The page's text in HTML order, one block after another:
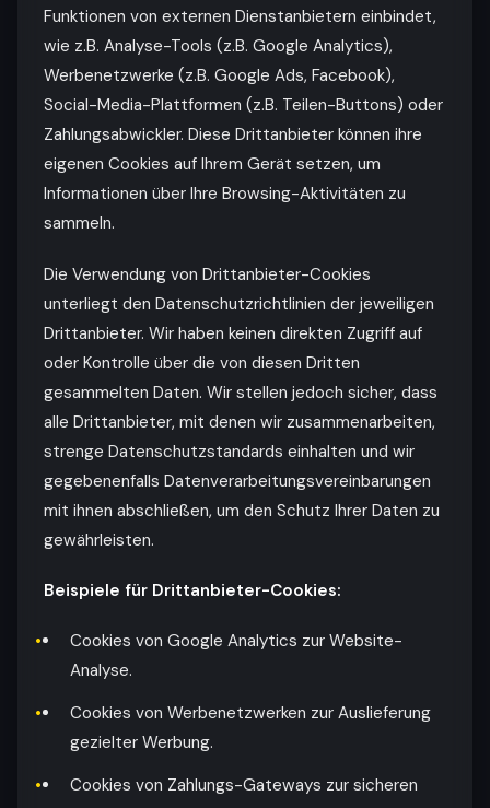
Funktionen von externen Dienstanbietern einbindet,
wie z.B. Analyse-Tools (z.B. Google Analytics),
Werbenetzwerke (z.B. Google Ads, Facebook),
Social-Media-Plattformen (z.B. Teilen-Buttons) oder
Zahlungsabwickler. Diese Drittanbieter können ihre
eigenen Cookies auf Ihrem Gerät setzen, um
Informationen über Ihre Browsing-Aktivitäten zu
sammeln.
Die Verwendung von Drittanbieter-Cookies
unterliegt den Datenschutzrichtlinien der jeweiligen
Drittanbieter. Wir haben keinen direkten Zugriff auf
oder Kontrolle über die von diesen Dritten
gesammelten Daten. Wir stellen jedoch sicher, dass
alle Drittanbieter, mit denen wir zusammenarbeiten,
strenge Datenschutzstandards einhalten und wir
gegebenenfalls Datenverarbeitungsvereinbarungen
mit ihnen abschließen, um den Schutz Ihrer Daten zu
gewährleisten.
Beispiele für Drittanbieter-Cookies:
Cookies von Google Analytics zur Website-
Analyse.
Cookies von Werbenetzwerken zur Auslieferung
gezielter Werbung.
Cookies von Zahlungs-Gateways zur sicheren